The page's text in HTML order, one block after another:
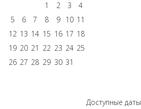
1
2 3
4
5
6 7 8 9 10 11
12 13 14 15 16 17 18
19 20 21 22 23 24 25
26 27 28 29 30 31
Доступные даты